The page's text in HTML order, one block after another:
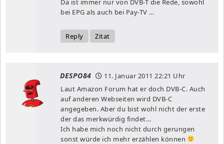
Da ist immer nur von DVB-T die Rede, sowohl
bei EPG als auch bei Pay-TV …
Reply Zitat
DESPO84 11. Januar 2011 22:21 Uhr
Laut Amazon Forum hat er doch DVB-C. Auch
auf anderen Webseiten wird DVB-C
angegeben. Aber du bist wohl nicht der erste
der das merkwürdig findet…
Ich habe mich noch nicht durch gerungen
sonst würde ich mehr erzählen können